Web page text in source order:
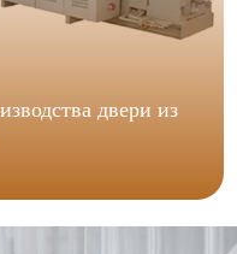
двери из